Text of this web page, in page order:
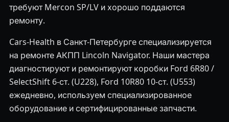
требуют Mercon SP/LV и хорошо поддаются
ремонту.
Cars-Health в Санкт-Петербурге специализируется
на ремонте АКПП Lincoln Navigator. Наши мастера
диагностируют и ремонтируют коробки Ford 6R80 /
SelectShift 6-ст. (U228), Ford 10R80 10-ст. (U553)
ежедневно, используем специализированное
оборудование и сертифицированные запчасти.